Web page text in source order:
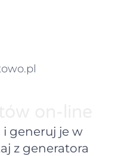
generuj je w
z generatora